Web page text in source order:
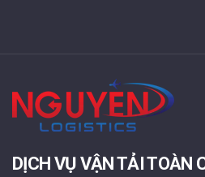
DỊCH VỤ VẬN TẢI TOÀN